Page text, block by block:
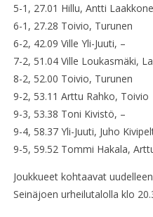
5-1, 27.01 Hillu, Antti
6-1, 27.28 Toivio, Turunen
6-2, 42.09 Ville Yli-Juuti, –
7-2, 51.04 Ville Loukasmäki,
8-2, 52.00 Toivio, Turunen
9-2, 53.11 Arttu Rahko, Toivio
9-3, 53.38 Toni Kivistö, –
9-4, 58.37 Yli-Juuti, Juho
9-5, 59.52 Tommi Hakala,
Joukkueet kohtaavat
Seinäjoen urheilutalolla klo